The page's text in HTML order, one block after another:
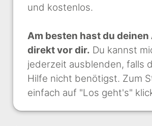
und kostenlos.
Am besten hast du deinen
direkt vor dir. Du kannst
jederzeit ausblenden, falls
Hilfe nicht benötigst. Zum
einfach auf "Los geht's"